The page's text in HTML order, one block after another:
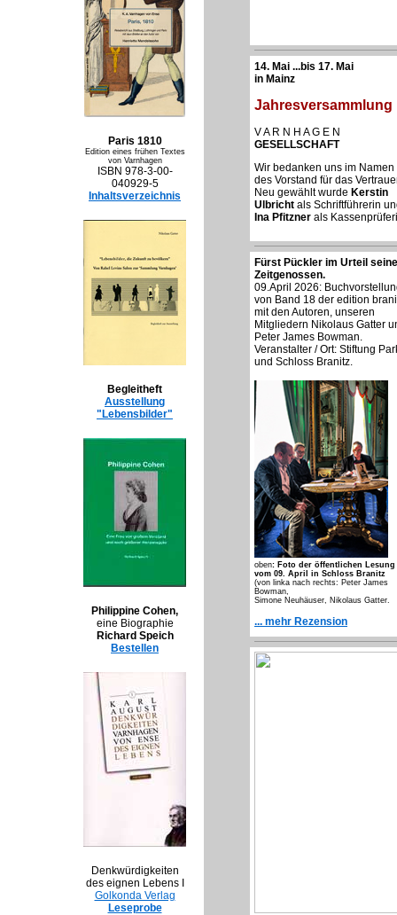
Paris 1810
Edition eines frühen Textes
von Varnhagen
ISBN 978-3-00-
040929-5
Inhaltsverzeichnis
Begleitheft
Ausstellung
"Lebensbilder"
Philippine Cohen,
eine Biographie
Richard Speich
Bestellen
Denkwürdigkeiten
des eignen Lebens I
Golkonda Verlag
Leseprobe
14. Mai ...bis 17. Mai
in Mainz
Jahresversammlung
V A R N H A G E N
GESELLSCHAFT
Wir bedanken uns im Namen
des Vorstand für das
Neu gewählt wurde Kerstin
Ulbricht als Schriftführerin
Ina Pfitzner als
Fürst Pückler im Urteil
Zeitgenossen.
09.April 2026:
von Band 18 der edition
mit den Autoren, unseren
Mitgliedern Nikolaus Gatter
Peter James Bowman.
Veranstalter / Ort: Stiftung
und Schloss Branitz.
oben: Foto der öffentlichen Lesung
vom 09. April in Schloss Branitz
(von linka nach rechts: Peter James
Bowman,
Simone Neuhäuser, Nikolaus Gatter.
... mehr Rezension